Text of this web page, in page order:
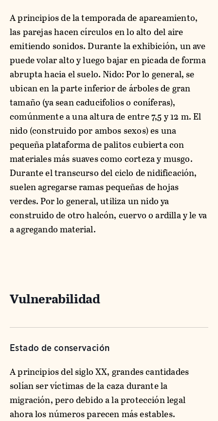
A principios de la temporada de apareamiento,
las parejas hacen círculos en lo alto del aire
emitiendo sonidos. Durante la exhibición, un ave
puede volar alto y luego bajar en picada de forma
abrupta hacia el suelo. Nido: Por lo general, se
ubican en la parte inferior de árboles de gran
tamaño (ya sean caducifolios o coníferas),
comúnmente a una altura de entre 7,5 y 12 m. El
nido (construido por ambos sexos) es una
pequeña plataforma de palitos cubierta con
materiales más suaves como corteza y musgo.
Durante el transcurso del ciclo de nidificación,
suelen agregarse ramas pequeñas de hojas
verdes. Por lo general, utiliza un nido ya
construido de otro halcón, cuervo o ardilla y le va
a agregando material.
Vulnerabilidad
Estado de conservación
A principios del siglo XX, grandes cantidades
solían ser víctimas de la caza durante la
migración, pero debido a la protección legal
ahora los números parecen más estables.